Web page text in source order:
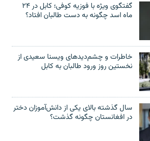
گفتگوی ویژه با فوزیه کوفی؛ کابل در ۲۴
ماه اسد چگونه به دست طالبان افتاد؟
خاطرات و چشم‌دید‌های ویسنا سعیدی از
نخستین روز ورود طالبان به کابل
سال گذشته بالای یکی از دانش‌آموزان دختر
در افغانستان چگونه گذشت؟